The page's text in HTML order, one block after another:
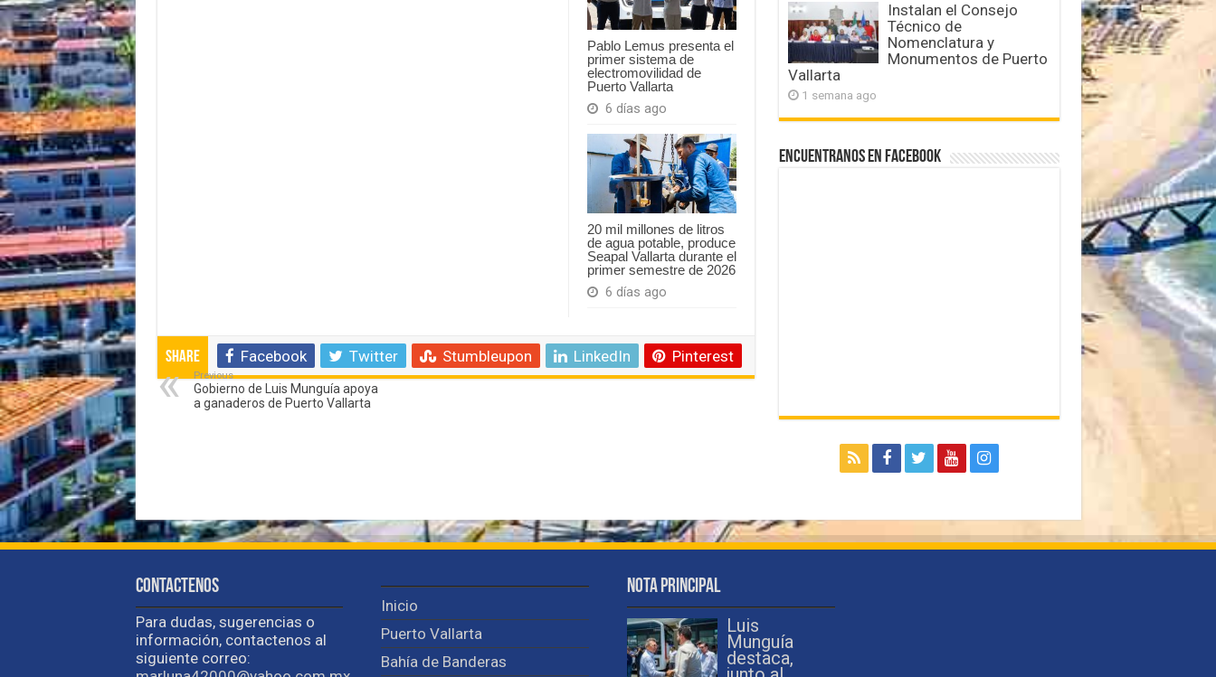
Pablo Lemus presenta el
primer sistema de
electromovilidad de
Puerto Vallarta
6 días ago
20 mil millones de litros
de agua potable, produce
Seapal Vallarta durante el
primer semestre de 2026
6 días ago
Share Facebook Twitter Stumbleupon LinkedIn Pinterest
Previous
Gobierno de Luis Munguía apoya
a ganaderos de Puerto Vallarta
Instalan el Consejo
Técnico de
Nomenclatura y
Monumentos de Puerto
Vallarta
1 semana ago
Encuentranos en Facebook
Contactenos
Para dudas, sugerencias o
información, contactenos al
siguiente correo:
Inicio
Puerto Vallarta
Bahía de Banderas
Nota Principal
Luis
Munguía
destaca,